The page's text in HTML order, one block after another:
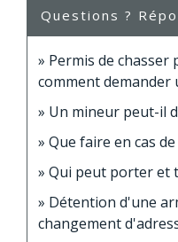
Questions ?
Permis de chasser
comment demander
Un mineur peut-il
Que faire en cas
Qui peut porter et
Détention d'une
changement